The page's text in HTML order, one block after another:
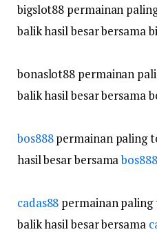
bigslot88 permainan
balik hasil besar bersama
bonaslot88 permainan
balik hasil besar bersama
bos888permainan paling
hasil besar bersama
cadas88 permainan paling
balik hasil besar bersama